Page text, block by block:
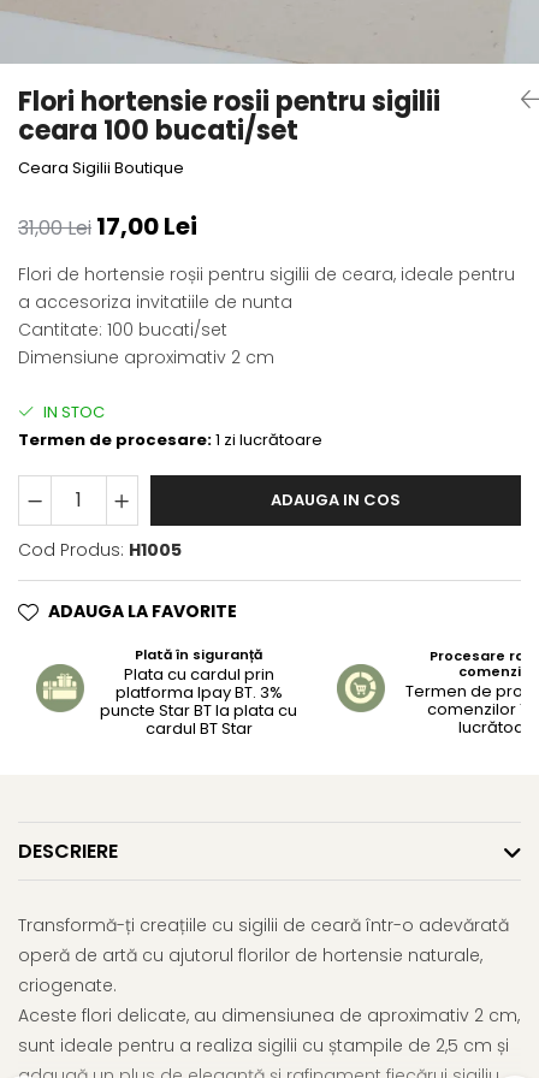
Flori hortensie rosii pentru sigilii
ceara 100 bucati/set
Ceara Sigilii Boutique
31,00 Lei 17,00 Lei
Flori de hortensie roșii pentru sigilii de ceara, ideale pentru
a accesoriza invitatiile de nunta
Cantitate: 100 bucati/set
Dimensiune aproximativ 2 cm
IN STOC
Termen de procesare:1 zi lucrătoare
ADAUGA IN COS
Cod Produs: H1005
ADAUGA LA FAVORITE
Plată în siguranță
Plata cu cardul prin
platforma Ipay BT. 3%
puncte Star BT la plata cu
cardul BT Star
Procesare
comenzilor
Termen de
comenzilor 1-
DESCRIERE
Transformă-ți creațiile cu sigilii de ceară într-o adevărată
operă de artă cu ajutorul florilor de hortensie naturale,
criogenate.
Aceste flori delicate, au dimensiunea de aproximativ 2 cm,
sunt ideale pentru a realiza sigilii cu ștampile de 2,5 cm și